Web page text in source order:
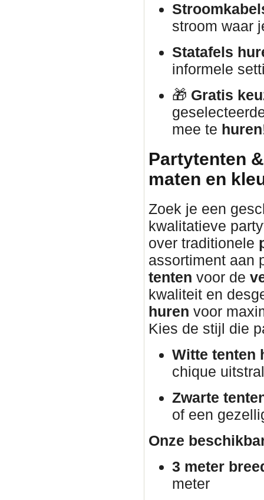
stroom waar
Statafels
informele
🎁 Gratis
mee te huren
Partytenten
maten en
Zoek je een
kwalitatieve
over traditionele
assortiment aan
tenten voor de
kwaliteit en
huren voor
Kies de stijl die
Witte tenten
chique
Zwarte
of een
Onze
3 meter
meter